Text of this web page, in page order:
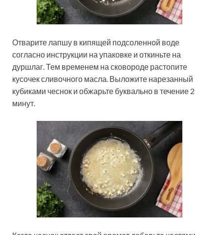
Отварите лапшу в кипящей подсоленной воде
согласно инструкции на упаковке и откиньте на
дуршлаг. Тем временем на сковороде растопите
кусочек сливочного масла. Выложите нарезанный
кубиками чеснок и обжарьте буквально в течение 2
минут.